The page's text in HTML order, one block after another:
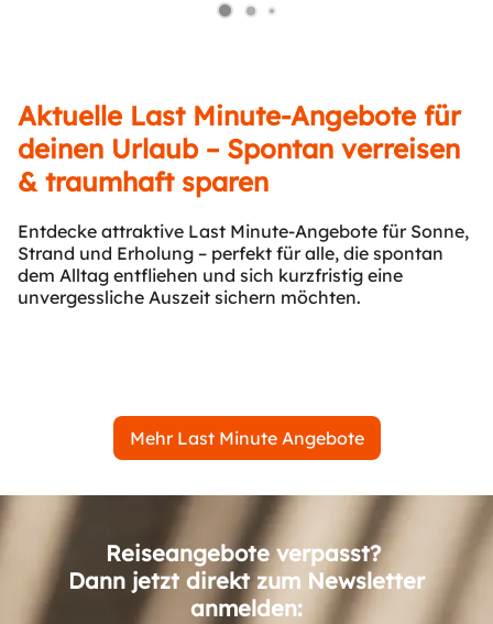
Aktuelle Last Minute-Angebote für
deinen Urlaub – Spontan verreisen
& traumhaft sparen
Entdecke attraktive Last Minute-Angebote für Sonne,
Strand und Erholung – perfekt für alle, die spontan
dem Alltag entfliehen und sich kurzfristig eine
unvergessliche Auszeit sichern möchten.
Mehr Last Minute Angebote
Reiseangebote verpasst?
Dann jetzt direkt zum Newsletter
anmelden: